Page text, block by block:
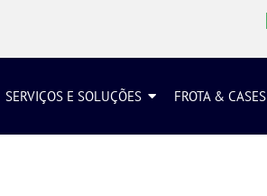
SERVIÇOS E SOLUÇÕES FROTA & CASES